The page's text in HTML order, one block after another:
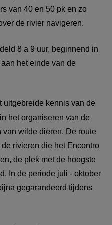
van 40 en 50 pk en zo
de rivier navigeren.
8 a 9 uur, beginnend in
het einde van de
uitgebreide kennis van de
het organiseren van de
van wilde dieren. De route
rivieren die het Encontro
de plek met de hoogste
In de periode juli - oktober
gegarandeerd tijdens